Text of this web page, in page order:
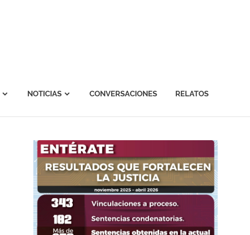
NOTICIAS CONVERSACIONES RELATOS